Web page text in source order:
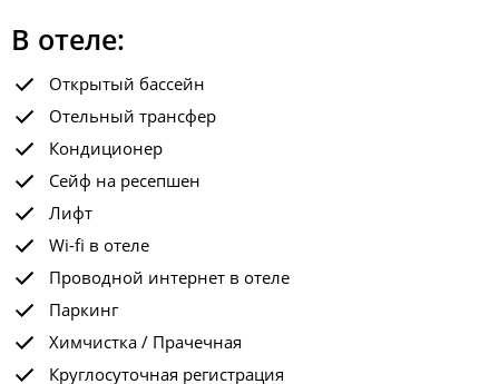
В отеле:
Открытый бассейн
Отельный трансфер
Кондиционер
Сейф на ресепшен
Лифт
Wi-fi в отеле
Проводной интернет в отеле
Паркинг
Химчистка / Прачечная
Круглосуточная регистрация